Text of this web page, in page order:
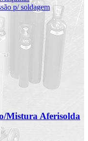
p/ soldagem
Mistura Aferisolda